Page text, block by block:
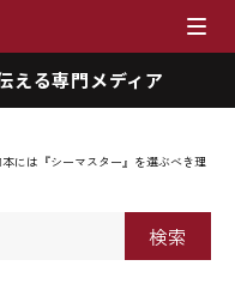
える専門メディア
には『シーマスター』を選ぶべき理